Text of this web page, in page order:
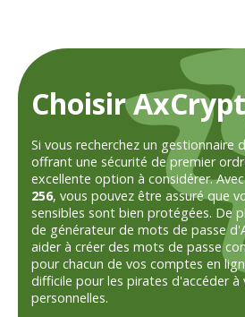
Choisir
Si vous recherchez un gestionnaire
offrant une sécurité de premier
excellente option à considérer.
256, vous pouvez être assuré que
sensibles sont bien protégées. De
de générateur de mots de passe
aider à créer des mots de passe
pour chacun de vos comptes en
difficile pour les pirates d'accéder à
personnelles.